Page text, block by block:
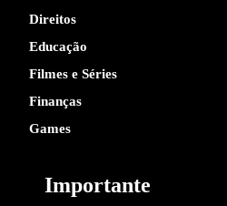
Direitos
Educação
Filmes e Séries
Finanças
Games
Importante